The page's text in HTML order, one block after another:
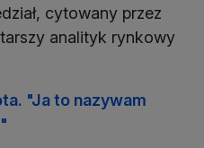
cytowany przez
analityk rynkowy
"Ja to nazywam